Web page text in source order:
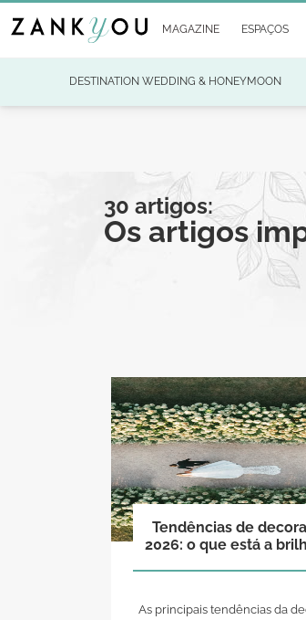
MAGAZINE ESPAÇOS
DESTINATION WEDDING & HONEYMOON
30 artigos:
Os artigos
Tendências de
2026: o que está a
As principais tendências da